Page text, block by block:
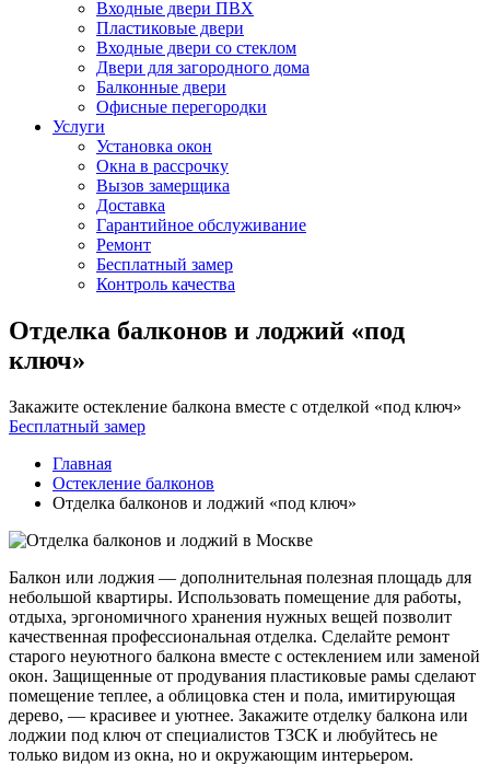
Входные двери ПВХ
Пластиковые двери
Входные двери со стеклом
Двери для загородного дома
Балконные двери
Офисные перегородки
Услуги
Установка окон
Окна в рассрочку
Вызов замерщика
Доставка
Гарантийное обслуживание
Ремонт
Бесплатный замер
Контроль качества
Отделка балконов и лоджий «под
ключ»
Закажите остекление балкона вместе с отделкой «под ключ»
Бесплатный замер
Главная
Остекление балконов
Отделка балконов и лоджий «под ключ»
Балкон или лоджия — дополнительная полезная площадь для
небольшой квартиры. Использовать помещение для работы,
отдыха, эргономичного хранения нужных вещей позволит
качественная профессиональная отделка. Сделайте ремонт
старого неуютного балкона вместе с остеклением или заменой
окон. Защищенные от продувания пластиковые рамы сделают
помещение теплее, а облицовка стен и пола, имитирующая
дерево, — красивее и уютнее. Закажите отделку балкона или
лоджии под ключ от специалистов ТЗСК и любуйтесь не
только видом из окна, но и окружающим интерьером.